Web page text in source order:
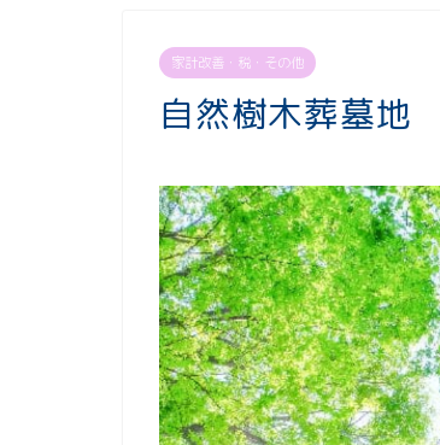
家計改善・税・その他
自然樹木葬墓